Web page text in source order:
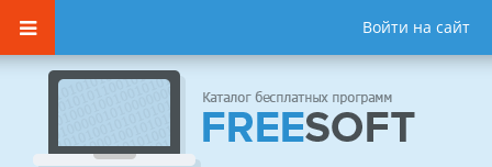
Войти на сайт